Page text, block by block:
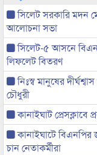
সিলেট সরকারি মদন
আলোচনা সভা
সিলেট-৫ আসনে
লিফলেট বিতরণ
নিঃস্ব মানুষের
চৌধুরী
কানাইঘাট প্রেসক্লাবে
কানাইঘাটে বিএনপির
চান নেতাকর্মীরা